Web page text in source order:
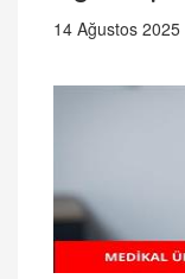
14 Ağustos